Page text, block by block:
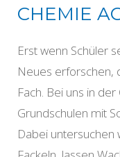
CHEMIE
Erst wenn Schüler
Neues erforschen,
Fach. Bei uns in
Grundschulen mit
Dabei